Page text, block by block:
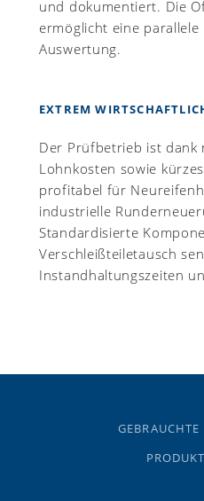
und dokumentiert. Die
ermöglicht eine
Auswertung.
EXTREM
Der Prüfbetrieb ist dank
Lohnkosten sowie
profitabel für
industrielle
Standardisierte
Verschleißteiletausch
Instandhaltungszeiten